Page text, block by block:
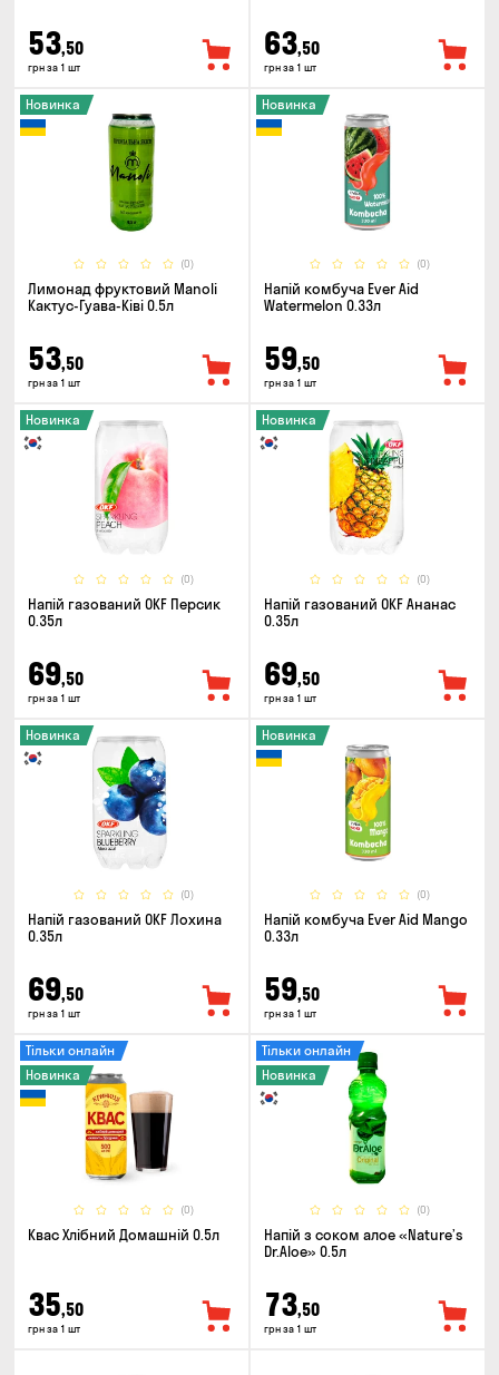
53,50
грн за 1 шт
63,50
грн за 1 шт
(0)
Новинка
Лимонад фруктовий Manoli
Кактус-Гуава-Ківі 0.5л
53,50
грн за 1 шт
(0)
Новинка
Напій комбуча Ever Aid
Watermelon 0.33л
59,50
грн за 1 шт
(0)
Новинка
Напій газований OKF Персик
0.35л
69,50
грн за 1 шт
(0)
Новинка
Напій газований OKF Ананас
0.35л
69,50
грн за 1 шт
(0)
Новинка
Напій газований OKF Лохина
0.35л
69,50
грн за 1 шт
(0)
Новинка
Напій комбуча Ever Aid Mango
0.33л
59,50
грн за 1 шт
(0)
Тільки онлайн
Новинка
Квас Хлібний Домашній 0.5л
35,50
грн за 1 шт
(0)
Тільки онлайн
Новинка
Напій з соком алое «Nature’s
Dr.Aloe» 0.5л
73,50
грн за 1 шт